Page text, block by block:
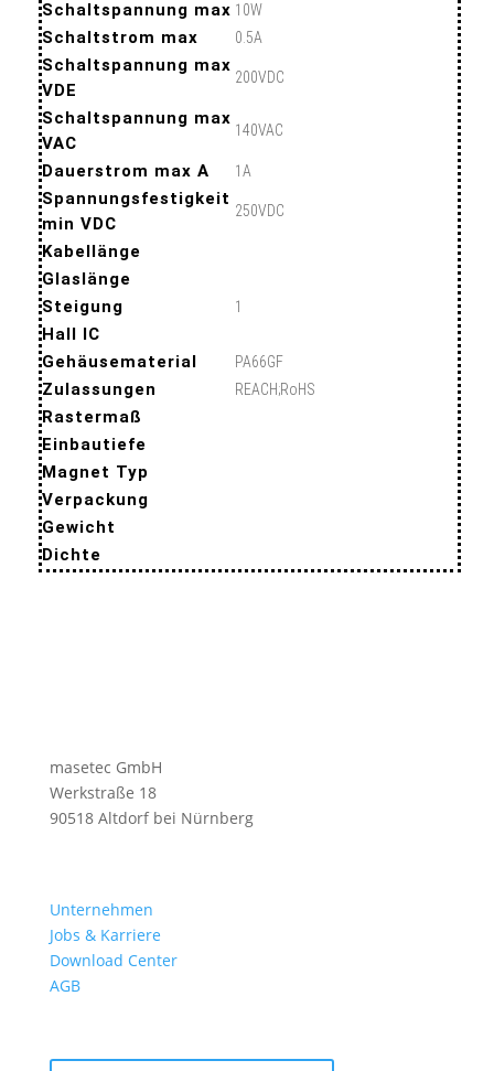
Schaltspannung max 10W
Schaltstrom max 0.5A
Schaltspannung max
VDE
200VDC
Schaltspannung max
VAC
140VAC
Dauerstrom max A 1A
Spannungsfestigkeit
min VDC
250VDC
Kabellänge
Glaslänge
Steigung
1
Hall IC
Gehäusematerial
PA66GF
Zulassungen REACH;RoHS
Rastermaß
Einbautiefe
Magnet Typ
Verpackung
Gewicht
Dichte
masetec GmbH
Werkstraße 18
90518 Altdorf bei Nürnberg
Unternehmen
Jobs & Karriere
Download Center
AGB